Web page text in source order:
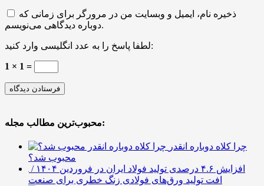
ذخیره نام، ایمیل و وبسایت من در مرورگر برای زمانی که
دوباره دیدگاهی می‌نویسم.
لطفا پاسخ را به عدد انگلیسی وارد کنید:
1 × 1 =
محبوب‌ترین مطالب مجله:
چرا کلاه دوباره انقدر
محبوب شد؟
افزایش ۴.۶ درصدی تولید فولاد ایران در فروردین ۱۴۰۴ /
افت تولید ورق‌های فولادی زنگ خطری برای صنعت